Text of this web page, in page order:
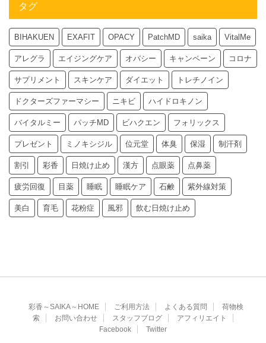
タグ
BIHAKUEN EXAFIT OPACY PatchMD saika VitalMe
アレグラ エイジングケア オパシー キャンペーン コロナ
サプリメント スキンケア ダイエット トレチノイン
ドクターズファーマシー ニキビ ハイドロキノン
バイタルミー パッチMD ビハクエン フォリックス
プレゼント ミノキシジル 位元堂 体臭 保湿 制汗剤
割引 彩香 日焼け止め 漢方 点眼薬 点鼻薬
疲労回復 目薬 睡眠 睡眠ケア 石鹸 紫外線対策
美白 育毛 花粉症 風邪 飲む日焼け止め
彩香～SAIKA～HOME ご利用方法 よくある質問
荷物検
索
お問い合わせ スタッフブログ
アフィリエイト
Facebook
Twitter